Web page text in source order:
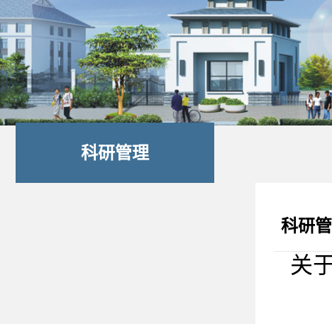
科研管理
科研
关